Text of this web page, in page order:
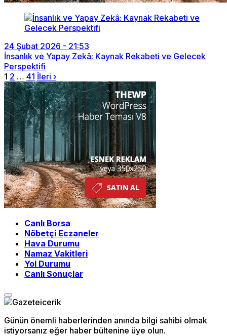
24 Şubat 2026 - 21:53
İnsanlık ve Yapay Zekâ: Kaynak Rekabeti ve Gelecek
Perspektifi
1 2 … 41 İleri ›
Canlı Borsa
Nöbetçi Eczaneler
Hava Durumu
Namaz Vakitleri
Yol Durumu
Canlı Sonuçlar
Günün önemli haberlerinden anında bilgi sahibi olmak
istiyorsanız eğer haber bültenine üye olun.